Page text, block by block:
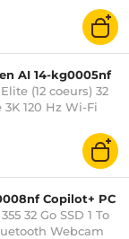
AI 14-kg0005nf
(12 coeurs) 32
3K 120 Hz Wi-Fi
11 Famille
Copilot+ PC
32 Go SSD 1 To
Webcam